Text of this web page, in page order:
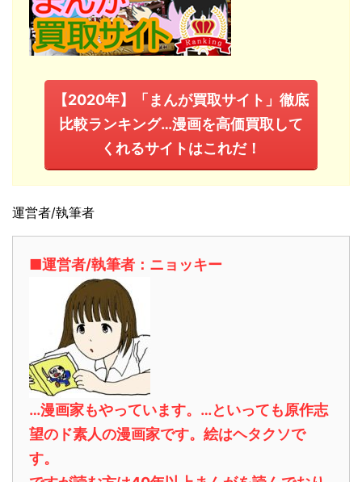
【2020年】「まんが買取サイト」徹底
比較ランキング…漫画を高価買取して
くれるサイトはこれだ！
運営者/執筆者
■運営者/執筆者：ニョッキー
…漫画家もやっています。…といっても原作志
望のド素人の漫画家です。絵はヘタクソで
す。